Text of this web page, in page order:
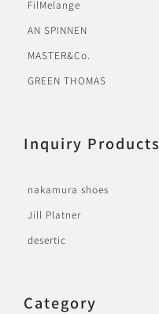
FilMelange
AN SPINNEN
MASTER&Co.
GREEN THOMAS
Inquiry Products
nakamura shoes
Jill Platner
desertic
Category